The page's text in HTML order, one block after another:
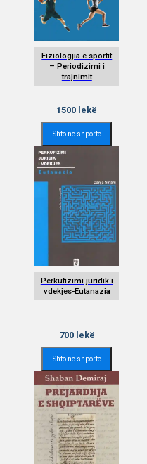
Fiziologjia e sportit
– Periodizimi i
trajnimit
1500 lekë
Shto në shportë
Perkufizimi juridik i
vdekjes-Eutanazia
700lekë
Shto në shportë